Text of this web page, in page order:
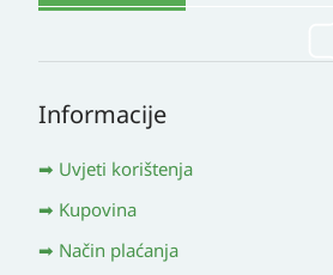
Informacije
Uvjeti korištenja
Kupovina
Način plaćanja